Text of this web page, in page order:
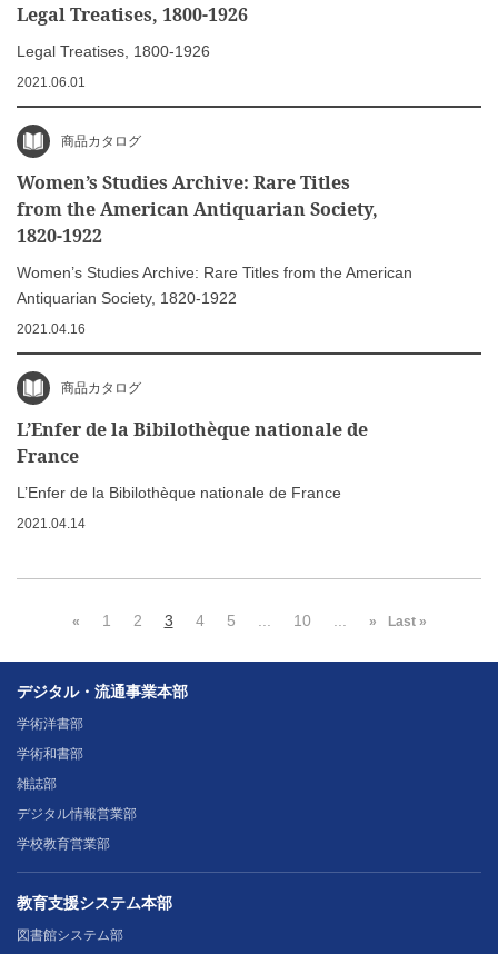
Legal Treatises, 1800-1926
Legal Treatises, 1800-1926
2021.06.01
商品カタログ
Women’s Studies Archive: Rare Titles
from the American Antiquarian Society,
1820-1922
Women’s Studies Archive: Rare Titles from the American
Antiquarian Society, 1820-1922
2021.04.16
商品カタログ
L’Enfer de la Bibilothèque nationale de
France
L’Enfer de la Bibilothèque nationale de France
2021.04.14
« 1 2 3 4 5 10 » Last »
デジタル・流通事業本部
学術洋書部
学術和書部
雑誌部
デジタル情報営業部
学校教育営業部
教育支援システム本部
図書館システム部